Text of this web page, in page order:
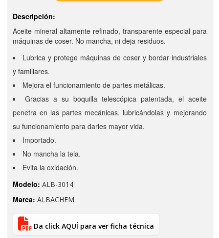
Descripción:
Aceite mineral altamente refinado, transparente especial para
máquinas de coser. No mancha, ni deja residuos.
Lubrica y protege máquinas de coser y bordar industriales
y familiares.
Mejora el funcionamiento de partes metálicas.
Gracias a su boquilla telescópica patentada, el aceite
penetra en las partes mecánicas, lubricándolas y mejorando
su funcionamiento para darles mayor vida.
Importado.
No mancha la tela.
Evita la oxidación.
Modelo: ALB-3014
Marca: ALBACHEM
Da click AQUÍ para ver ficha técnica